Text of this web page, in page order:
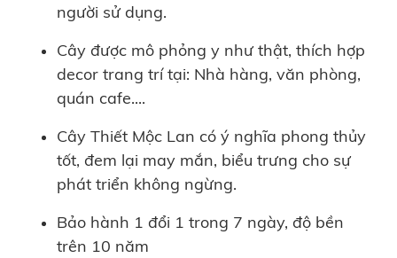
người sử dụng.
Cây được mô phỏng y như thật, thích hợp
decor trang trí tại: Nhà hàng, văn phòng,
quán cafe....
Cây Thiết Mộc Lan có ý nghĩa phong thủy
tốt, đem lại may mắn, biểu trưng cho sự
phát triển không ngừng.
Bảo hành 1 đổi 1 trong 7 ngày, độ bền
trên 10 năm